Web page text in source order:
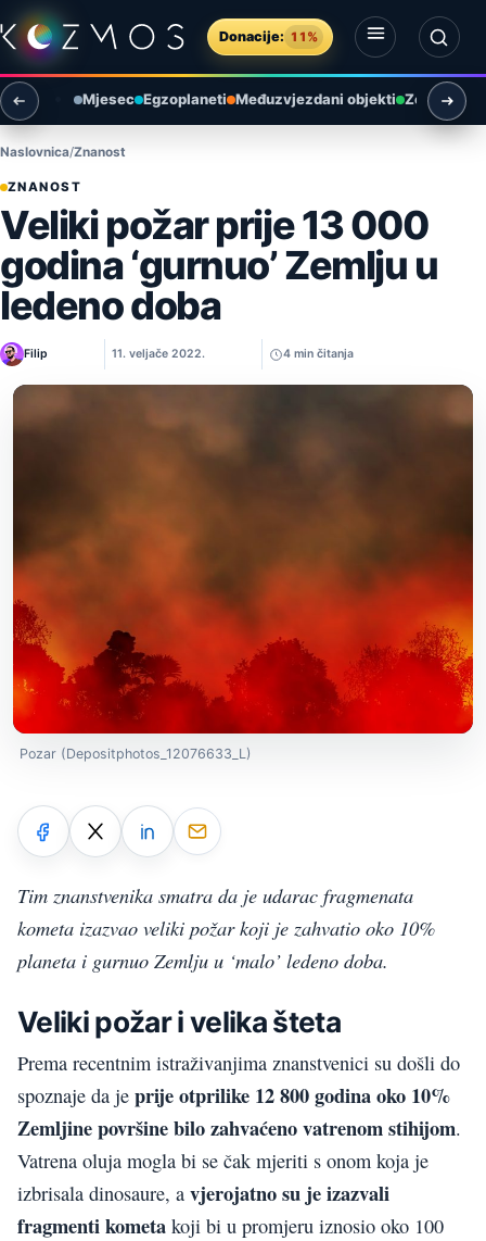
Preskoči na sadržaj
Donacije: 11%
Otvori izbornik
Otvori pretragu
Mjesec Egzoplaneti Međuzvjezdani objekti Zemlja i
Naslovnica Znanost
ZNANOST
Veliki požar prije 13 000
godina ‘gurnuo’ Zemlju u
ledeno doba
Filip 11. veljače 2022. 4 min čitanja
Pozar (Depositphotos_12076633_L)
Tim znanstvenika smatra da je udarac fragmenata
kometa izazvao veliki požar koji je zahvatio oko 10%
planeta i gurnuo Zemlju u ‘malo’ ledeno doba.
Veliki požar i velika šteta
Prema recentnim istraživanjima znanstvenici su došli do
spoznaje da je prije otprilike 12 800 godina oko 10%
Zemljine površine bilo zahvaćeno vatrenom stihijom.
Vatrena oluja mogla bi se čak mjeriti s onom koja je
izbrisala dinosaure, a vjerojatno su je izazvali
fragmenti kometa koji bi u promjeru iznosio oko 100